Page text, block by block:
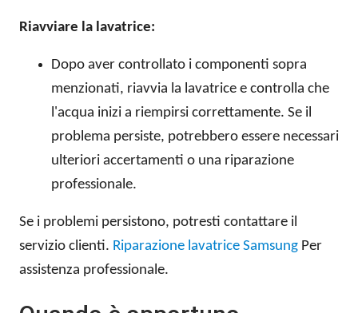
Riavviare la lavatrice:
Dopo aver controllato i componenti sopra
menzionati, riavvia la lavatrice e controlla che
l'acqua inizi a riempirsi correttamente. Se il
problema persiste, potrebbero essere necessari
ulteriori accertamenti o una riparazione
professionale.
Se i problemi persistono, potresti contattare il
servizio clienti. Riparazione lavatrice Samsung Per
assistenza professionale.